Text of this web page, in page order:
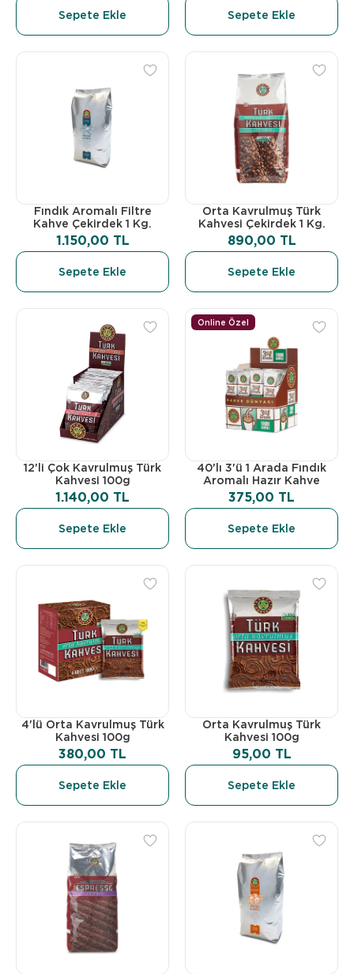
Sepete Ekle Sepete Ekle
Fındık Aromalı Filtre
Kahve Çekirdek 1 Kg.
1.150,00 TL
Sepete Ekle
Orta Kavrulmuş Türk
Kahvesi Çekirdek 1 Kg.
890,00 TL
Sepete Ekle
12'li Çok Kavrulmuş Türk
Kahvesi 100g
1.140,00 TL
Sepete Ekle
Online Özel
40'lı 3'ü 1 Arada Fındık
Aromalı Hazır Kahve
375,00 TL
Sepete Ekle
4'lü Orta Kavrulmuş Türk
Kahvesi 100g
380,00 TL
Sepete Ekle
Orta Kavrulmuş Türk
Kahvesi 100g
95,00 TL
Sepete Ekle